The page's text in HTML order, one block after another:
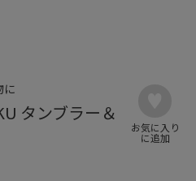
に
タンブラー＆